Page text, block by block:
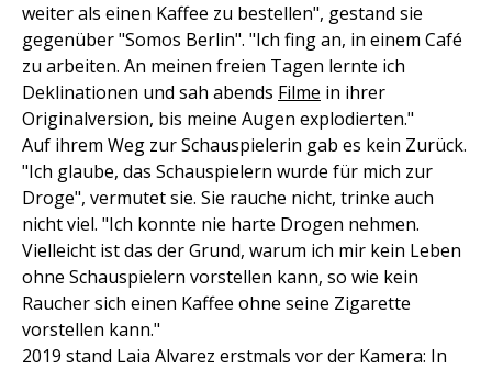
weiter als einen Kaffee zu bestellen", gestand sie
gegenüber "Somos Berlin". "Ich fing an, in einem Café
zu arbeiten. An meinen freien Tagen lernte ich
Deklinationen und sah abends Filme in ihrer
Originalversion, bis meine Augen explodierten."
Auf ihrem Weg zur Schauspielerin gab es kein Zurück.
"Ich glaube, das Schauspielern wurde für mich zur
Droge", vermutet sie. Sie rauche nicht, trinke auch
nicht viel. "Ich konnte nie harte Drogen nehmen.
Vielleicht ist das der Grund, warum ich mir kein Leben
ohne Schauspielern vorstellen kann, so wie kein
Raucher sich einen Kaffee ohne seine Zigarette
vorstellen kann."
2019 stand Laia Alvarez erstmals vor der Kamera: In